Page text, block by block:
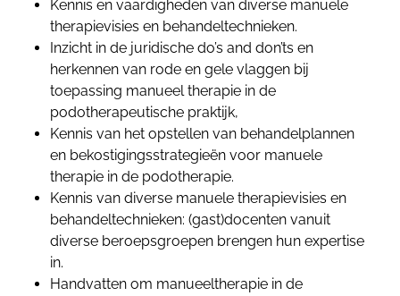
Kennis en vaardigheden van diverse manuele
therapievisies en behandeltechnieken.
Inzicht in de juridische do’s and don’ts en
herkennen van rode en gele vlaggen bij
toepassing manueel therapie in de
podotherapeutische praktijk,
Kennis van het opstellen van behandelplannen
en bekostigingsstrategieën voor manuele
therapie in de podotherapie.
Kennis van diverse manuele therapievisies en
behandeltechnieken: (gast)docenten vanuit
diverse beroepsgroepen brengen hun expertise
in.
Handvatten om manueeltherapie in de